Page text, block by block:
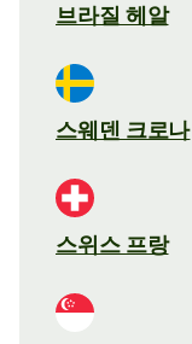
브라질 헤알
스웨덴 크로나
스위스 프랑